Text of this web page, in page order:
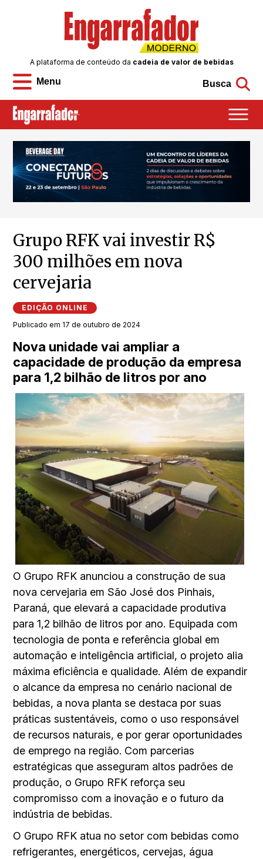
Menu
A plataforma de conteúdo da cadeia de valor de bebidas
Busca
Grupo RFK vai investir R$
300 milhões em nova
cervejaria
EDIÇÃO ONLINE
Publicado em 17 de outubro de 2024
Nova unidade vai ampliar a
capacidade de produção da empresa
para 1,2 bilhão de litros por ano
O Grupo RFK anunciou a construção de sua
nova cervejaria em São José dos Pi­nhais,
Paraná, que elevará a capacidade produtiva
para 1,2 bilhão de litros por ano. Equipada com
tecnologia de ponta e referência global em
automação e inteligência artificial, o projeto alia
máxima eficiência e qualidade. Além de expandir
o alcance da empresa no cenário nacional de
bebidas, a nova planta se destaca por suas
práticas sustentáveis, como o uso responsável
de recursos naturais, e por gerar oportunidades
de emprego na região. Com parcerias
estratégicas que asseguram altos padrões de
produção, o Grupo RFK reforça seu
compromisso com a inovação e o futuro da
indústria de bebidas.
O Grupo RFK atua no setor com bebidas como
refrigerantes, energéticos, cervejas, água